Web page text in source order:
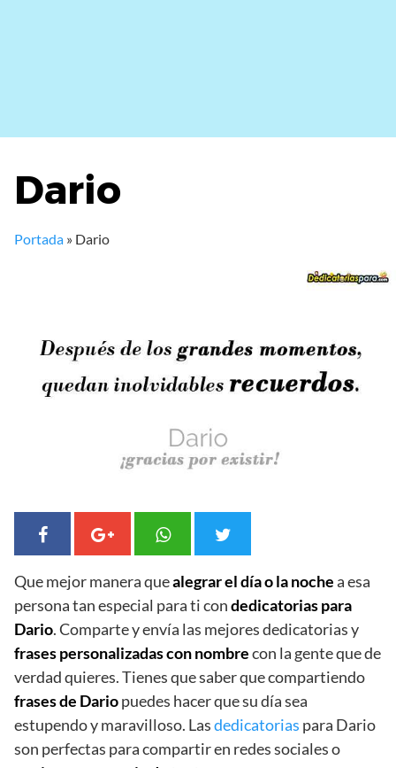
Dario
Portada » Dario
Que mejor manera quealegrar el día o la nochea esa
persona tan especial para ti condedicatorias para
Dario. Comparte y envía las mejores dedicatorias y
frases personalizadas con nombrecon la gente que de
verdad quieres. Tienes que saber que compartiendo
frases de Dariopuedes hacer que su día sea
estupendo y maravilloso. Lasdedicatorias para Dario
son perfectas para compartir en redes sociales o